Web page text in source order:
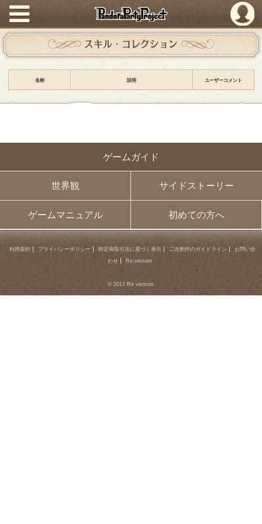
PandoraPartyProject
ゲームガイド
世界観 サイドストーリー
ゲームマニュアル 初めての方へ
スキル・コレクション
名称 説明 ユーザーコメント
利用規約 プライバシーポリシー 特定商取引法に基づく表示 二次創作のガイドライン
お問い合
わせ
Re:version
© 2017 Re:version.